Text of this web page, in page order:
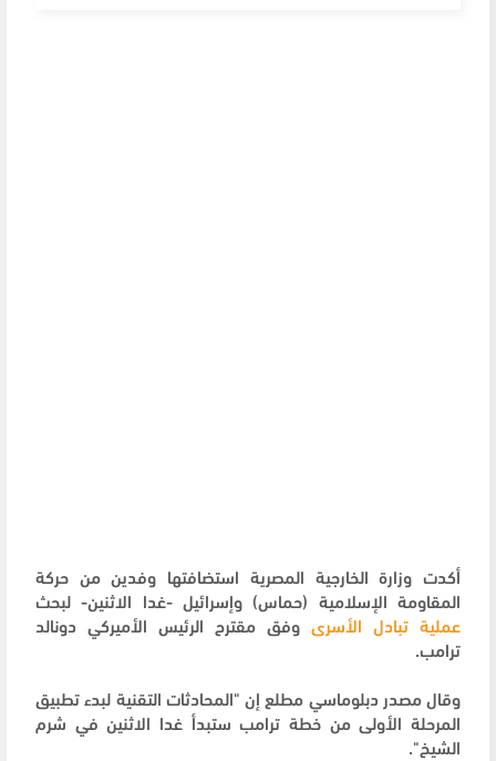
أكدت وزارة الخارجية المصرية استضافتها وفدين من حركة
المقاومة الإسلامية (حماس) وإسرائيل -غدا الاثنين- لبحث
عملية تبادل الأسرى وفق مقترح الرئيس الأميركي دونالد
ترامب.
وقال مصدر دبلوماسي مطلع إن "المحادثات التقنية لبدء تطبيق
المرحلة الأولى من خطة ترامب ستبدأ غدا الاثنين في شرم
الشيخ".